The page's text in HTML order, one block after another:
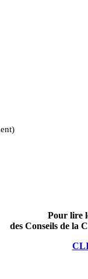
Pour lire
des Conseils de la